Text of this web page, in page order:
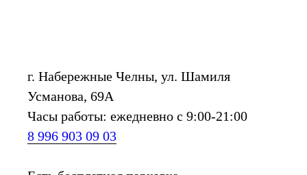
г. Набережные Челны, ул. Шамиля
Усманова, 69А
Часы работы: ежедневно с 9:00-21:00
8 996 903 09 03